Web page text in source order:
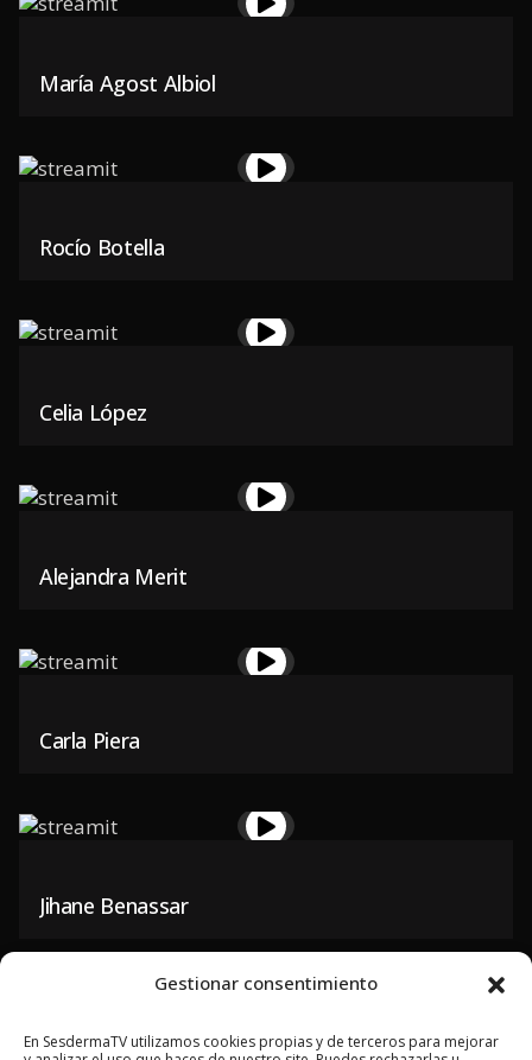
Gestionar consentimiento
En SesdermaTV utilizamos cookies propias y de terceros para mejorar
María Agost Albiol
Rocío Botella
Celia López
Alejandra Merit
Carla Piera
Jihane Benassar